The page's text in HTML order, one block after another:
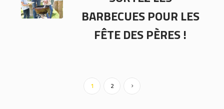
BARBECUES POUR LES
FÊTE DES PÈRES !
1 2